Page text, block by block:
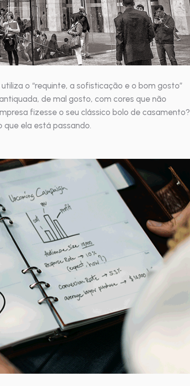
o “requinte, a sofisticação e o bom gosto”
de mal gosto, com cores que não
fizesse o seu clássico bolo de casamento?
que ela está passando.